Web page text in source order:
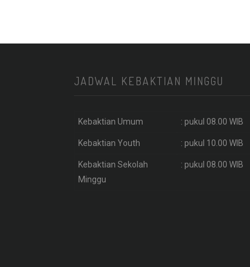
JADWAL KEBAKTIAN MINGGU
Kebaktian Umum : pukul 08.00 WIB
Kebaktian Youth : pukul 10.00 WIB
Kebaktian Sekolah
Minggu
: pukul 08.00 WIB